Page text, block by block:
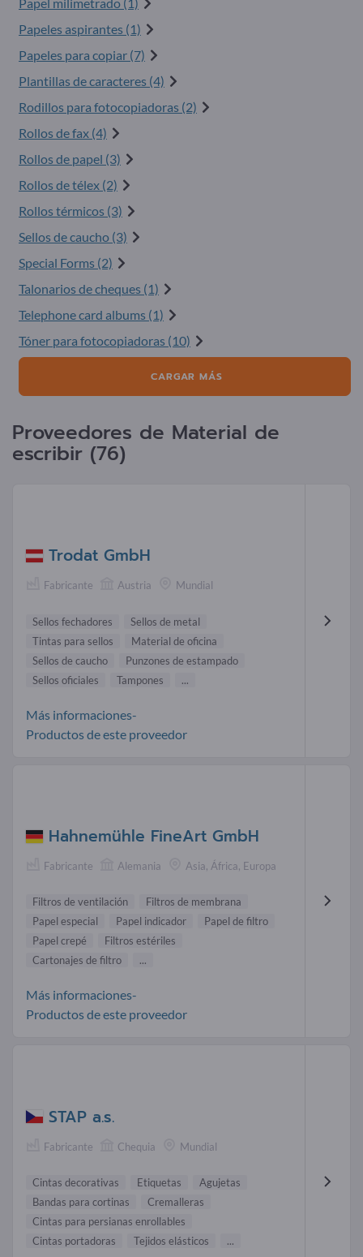
Papeles aspirantes (1)
Papeles para copiar (7)
Plantillas de caracteres (4)
Rodillos para fotocopiadoras (2)
Rollos de fax (4)
Rollos de papel (3)
Rollos de télex (2)
Rollos térmicos (3)
Sellos de caucho (3)
Special Forms (2)
Talonarios de cheques (1)
Telephone card albums (1)
Tóner para fotocopiadoras (10)
CARGAR MÁS
Proveedores de Material de
escribir (76)
Trodat GmbH
Fabricante Austria Mundial
Sellos fechadores
Sellos de metal
Tintas para sellos
Material de oficina
Sellos de caucho
Punzones de estampado
Sellos oficiales
Tampones ...
Más informaciones-
Productos de este proveedor
Hahnemühle FineArt GmbH
Fabricante Alemania Asia, África, Europa
Filtros de ventilación
Filtros de membrana
Papel especial
Papel indicador
Papel de filtro
Papel crepé
Filtros estériles
Cartonajes de filtro
...
Más informaciones-
Productos de este proveedor
STAP a.s.
Fabricante Chequia Mundial
Cintas decorativas Etiquetas
Agujetas
Bandas para cortinas
Cremalleras
Cintas para persianas enrollables
Cintas portadoras
Tejidos elásticos ...